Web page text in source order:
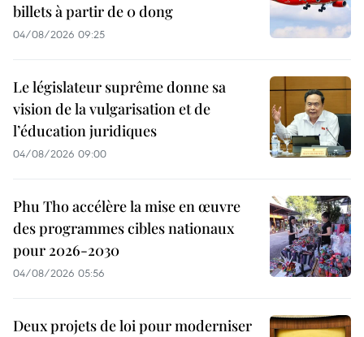
billets à partir de 0 dong
04/08/2026 09:25
Le législateur suprême donne sa
vision de la vulgarisation et de
l’éducation juridiques
04/08/2026 09:00
Phu Tho accélère la mise en œuvre
des programmes cibles nationaux
pour 2026-2030
04/08/2026 05:56
Deux projets de loi pour moderniser